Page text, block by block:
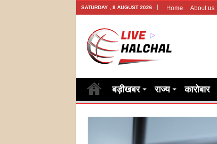
SATURDAY , 8 AUGUST 2026 Home About us
बड़ीखबर राज्य कारोबार